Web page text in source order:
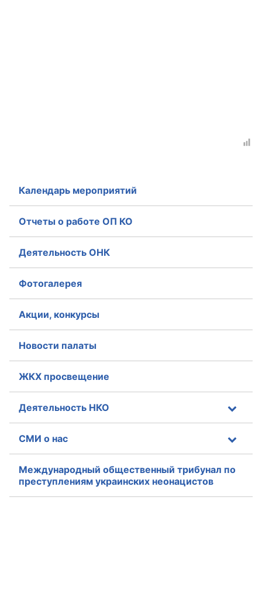
Рекомендации
Порядок работы ЦОН
Аппарат ОП КО
Доходы руководителя за 2024 г.
Календарь мероприятий
Отчеты о работе ОП КО
Деятельность ОНК
Фотогалерея
Акции, конкурсы
Новости палаты
ЖКХ просвещение
Деятельность НКО
СМИ о нас
Международный общественный трибунал по
преступлениям украинских неонацистов